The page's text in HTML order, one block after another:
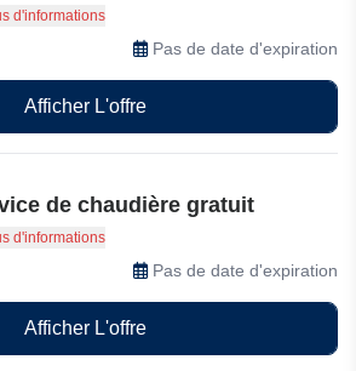
et couverture de chaudière à £14,99.
d'une tranquillité d'esprit tout au long de
grâce à une couverture fiable pour votre
Plus d'informations
Pas de date d'expiration
Afficher L'offre
de chaudière gratuit
Rescue vous offre également un
de chaudière gratuit avec réparation et
Plus d'informations
Pas de date d'expiration
Afficher L'offre